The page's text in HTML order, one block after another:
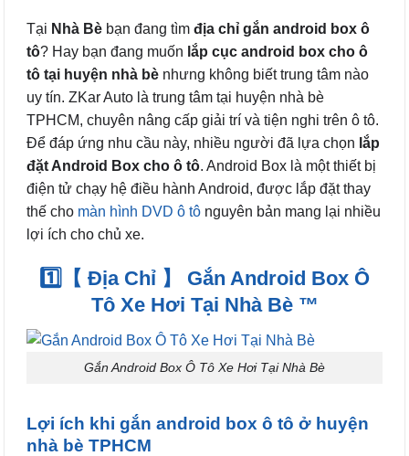
Tại Nhà Bè bạn đang tìm địa chỉ gắn android box ô
tô? Hay bạn đang muốn lắp cục android box cho ô
tô tại huyện nhà bè nhưng không biết trung tâm nào
uy tín. ZKar Auto là trung tâm tại huyện nhà bè
TPHCM, chuyên nâng cấp giải trí và tiện nghi trên ô tô.
Để đáp ứng nhu cầu này, nhiều người đã lựa chọn lắp
đặt Android Box cho ô tô. Android Box là một thiết bị
điện tử chạy hệ điều hành Android, được lắp đặt thay
thế cho màn hình DVD ô tô nguyên bản mang lại nhiều
lợi ích cho chủ xe.
1️⃣【 Địa Chỉ 】 Gắn Android Box Ô
Tô Xe Hơi Tại Nhà Bè ™
Gắn Android Box Ô Tô Xe Hơi Tại Nhà Bè
Lợi ích khi gắn android box ô tô ở huyện
nhà bè TPHCM